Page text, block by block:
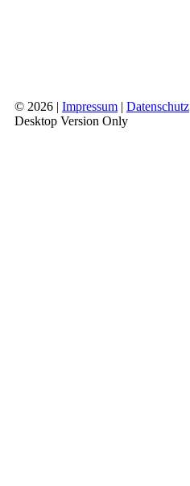
© 2026 | Impressum | Datenschutz
Desktop Version Only